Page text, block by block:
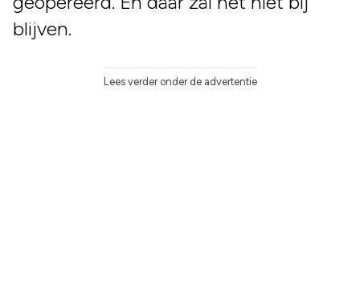
blijven.
Lees verder onder de advertentie